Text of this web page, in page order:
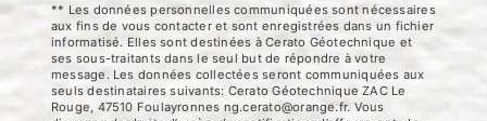
** Les données personnelles communiquées sont nécessaires
aux fins de vous contacter et sont enregistrées dans un fichier
informatisé. Elles sont destinées à Cerato Géotechnique et
ses sous-traitants dans le seul but de répondre à votre
message. Les données collectées seront communiquées aux
seuls destinataires suivants: Cerato Géotechnique ZAC Le
Rouge, 47510 Foulayronnes ng.cerato@orange.fr. Vous